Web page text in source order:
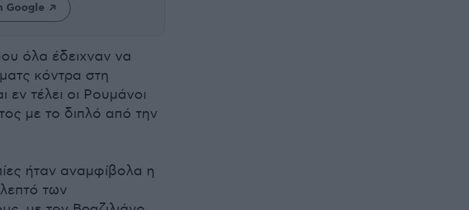
Google
όλα έδειχναν να
κόντρα στη
τέλει οι Ρουμάνοι
με το διπλό από την
ήταν αναμφίβολα η
των